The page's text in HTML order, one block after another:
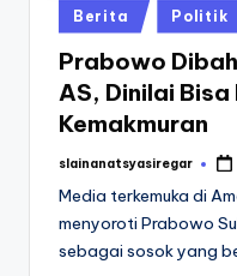
Posted
in
Berita Politik
Prabowo
AS, Dinilai Bisa
Kemakmuran
Posted
slainanatsyasiregar
Media terkemuka di
menyoroti Prabowo
sebagai sosok yang